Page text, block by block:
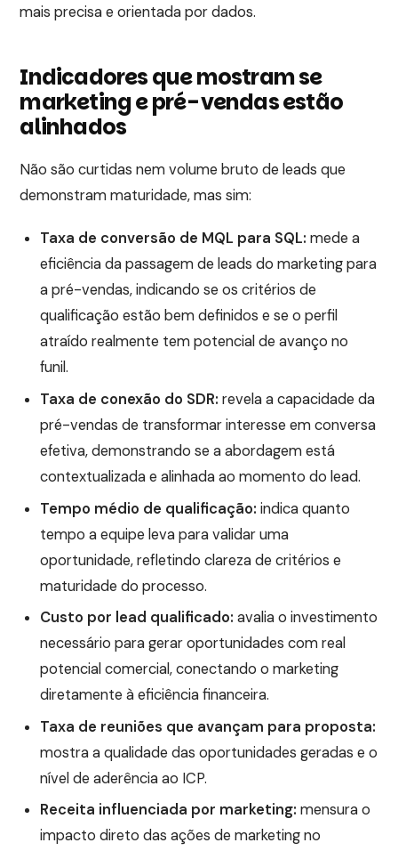
mais precisa e orientada por dados.
Indicadores que mostram se
marketing e pré-vendas estão
alinhados
Não são curtidas nem volume bruto de leads que
demonstram maturidade, mas sim:
Taxa de conversão de MQL para SQL: mede a
eficiência da passagem de leads do marketing para
a pré-vendas, indicando se os critérios de
qualificação estão bem definidos e se o perfil
atraído realmente tem potencial de avanço no
funil.
Taxa de conexão do SDR: revela a capacidade da
pré-vendas de transformar interesse em conversa
efetiva, demonstrando se a abordagem está
contextualizada e alinhada ao momento do lead.
Tempo médio de qualificação: indica quanto
tempo a equipe leva para validar uma
oportunidade, refletindo clareza de critérios e
maturidade do processo.
Custo por lead qualificado: avalia o investimento
necessário para gerar oportunidades com real
potencial comercial, conectando o marketing
diretamente à eficiência financeira.
Taxa de reuniões que avançam para proposta:
mostra a qualidade das oportunidades geradas e o
nível de aderência ao ICP.
Receita influenciada por marketing: mensura o
impacto direto das ações de marketing no